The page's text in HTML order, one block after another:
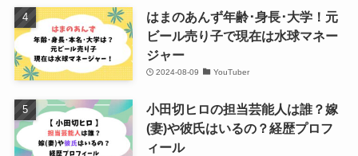
はまのあんず年齢･身長･大学！元
ビール売り子で現在は水球マネー
ジャー
2024-08-09 YouTuber
小田切ヒロの担当芸能人は誰？嫁
(妻)や彼氏はいるの？経歴プロフ
ィール